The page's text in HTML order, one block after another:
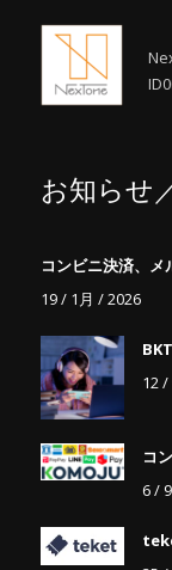
お知らせ
コンビニ決済、
19 / 1月 / 2026
12 /
コ
6 /